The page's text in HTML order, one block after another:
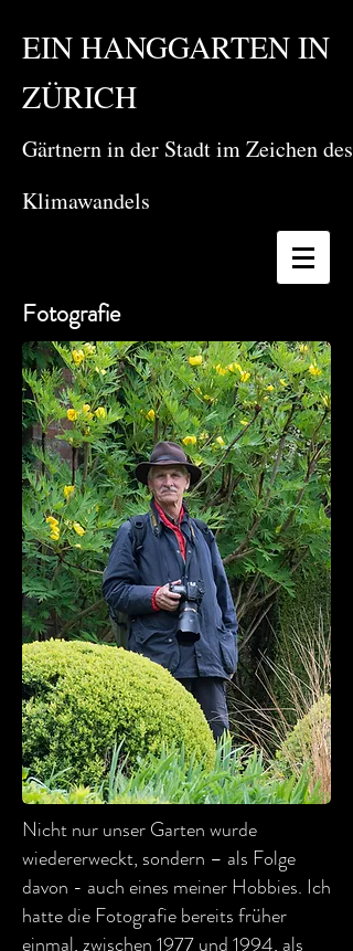
EIN HANGGARTEN IN
ZÜRICH
Gärtnern in der Stadt im Zeichen des
Klimawandels
Fotografie
Nicht nur unser Garten wurde
wiedererweckt, sondern – als Folge
davon - auch eines meiner Hobbies. Ich
hatte die Fotografie bereits früher
einmal, zwischen 1977 und 1994, als